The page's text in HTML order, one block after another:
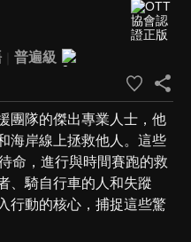
普遍級
團隊的傑出專業人士，他
海岸線上拯救他人。這些
命，進行與時間賽跑的救
、騎自行車的人和失蹤
行動的核心，捕捉這些驚